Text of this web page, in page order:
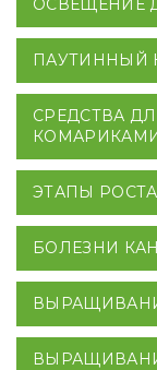
ОСВЕЩЕНИЕ
ПАУТИННЫЙ
СРЕДСТВА
ЭТАПЫ
БОЛЕЗНИ